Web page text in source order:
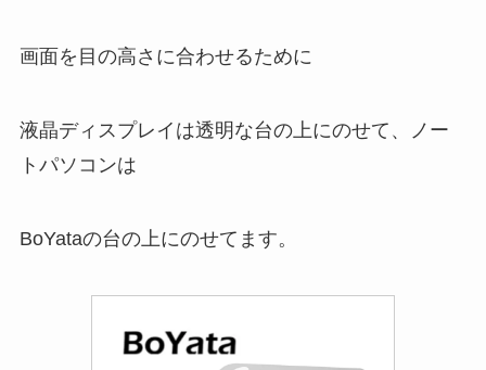
画面を目の高さに合わせるために
液晶ディスプレイは透明な台の上にのせて、ノー
トパソコンは
BoYataの台の上にのせてます。